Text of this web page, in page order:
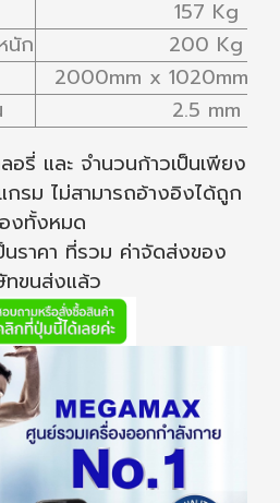
157 Kg
นัก
200 Kg
2000mm x 1020mm X
2.5 mm
รี่ และ จำนวนก้าวเป็นเพียง
กรม ไม่สามารถอ้างอิงได้ถูก
งทั้งหมด
นราคา ที่รวม ค่าจัดส่งของ
ทขนส่งแล้ว